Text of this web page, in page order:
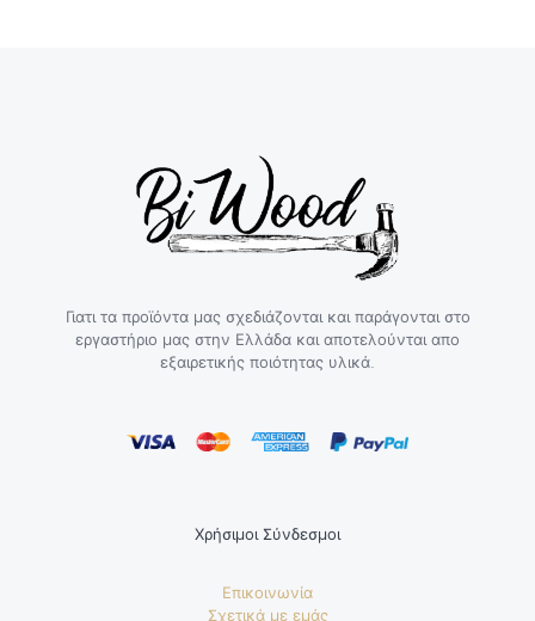
Γιατι τα προϊόντα μας σχεδιάζονται και παράγονται στο
εργαστήριο μας στην Ελλάδα και αποτελούνται απο
εξαιρετικής ποιότητας υλικά.
Χρήσιμοι Σύνδεσμοι
Επικοινωνία
Σχετικά με εμάς